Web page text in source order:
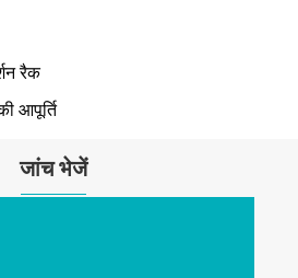
रैक
आपूर्ति
जांच भेजें